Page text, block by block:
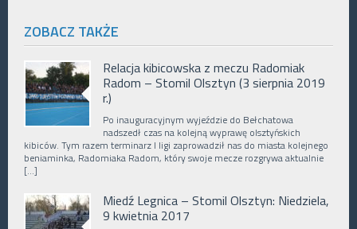
ZOBACZ TAKŻE
Relacja kibicowska z meczu Radomiak
Radom – Stomil Olsztyn (3 sierpnia 2019
r.)
Po inauguracyjnym wyjeździe do Bełchatowa
nadszedł czas na kolejną wyprawę olsztyńskich
kibiców. Tym razem terminarz I ligi zaprowadził nas do miasta kolejnego
beniaminka, Radomiaka Radom, który swoje mecze rozgrywa aktualnie
[…]
Miedź Legnica – Stomil Olsztyn: Niedziela,
9 kwietnia 2017